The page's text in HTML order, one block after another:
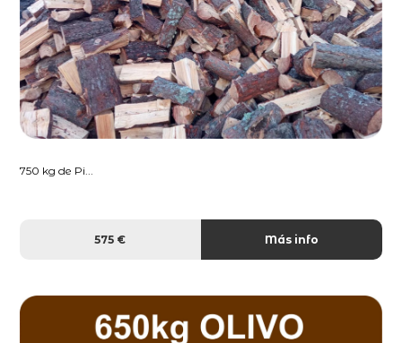
750 kg de Pi...
575 € Más info